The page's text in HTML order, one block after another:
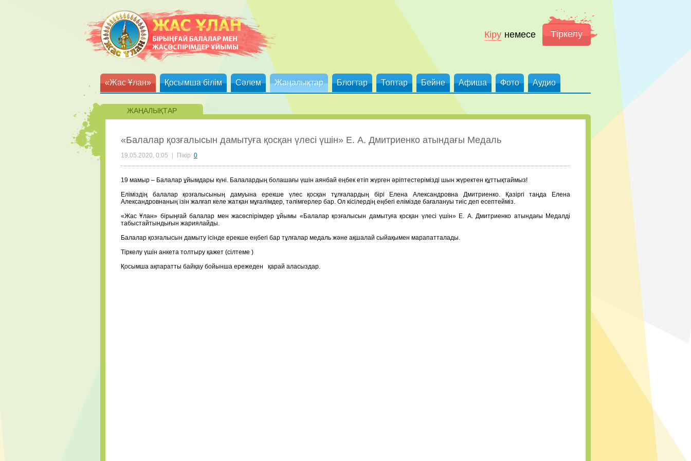
Кіру немесе Тіркелу
«Жас Ұлан» Қосымша білім Сәлем Жаңалықтар Блогтар Топтар Бейне Афиша Фото Аудио
ЖАҢАЛЫҚТАР
«Балалар қозғалысын дамытуға қосқан үлесі үшін» Е. А. Дмитриенко атындағы Медаль
19.05.2020, 0:05 Пікір: 0
19 мамыр – Балалар ұйымдары күні. Балалардың болашағы үшін аянбай еңбек етіп жүрген әріптестерімізді шын жүректен құттықтаймыз!
Еліміздің балалар қозғалысының дамуына ерекше үлес қосқан тұлғалардың бірі Елена Александровна Дмитриенко. Қазіргі таңда Елена
Александровнаның ізін жалғап келе жатқан мұғалімдер, тәлімгерлер бар. Ол кісілердің еңбегі елімізде бағалануы тиіс деп есептейміз.
«Жас Ұлан» бірыңғай балалар мен жасөспірімдер ұйымы «Балалар қозғалысын дамытуға қосқан үлесі үшін» Е. А. Дмитриенко атындағы Медалді
табыстайтындығын жариялайды.
Балалар қозғалысын дамыту ісінде ерекше еңбегі бар тұлғалар медаль және ақшалай сыйақымен марапатталады.
Тіркелу үшін анкета толтыру қажет (сілтеме )
Қосымша ақпаратты байқау бойынша ережеден қарай аласыздар.